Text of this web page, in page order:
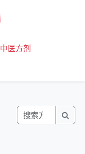
中医方剂